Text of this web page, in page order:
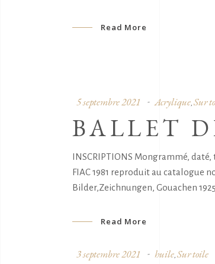
Read More
5 septembre 2021 Acrylique Sur
BALLET
INSCRIPTIONS Mongrammé,
FIAC 1981 reproduit au catalogue
Bilder,Zeichnungen, Gouachen
Read More
3 septembre 2021 huile, Sur toile